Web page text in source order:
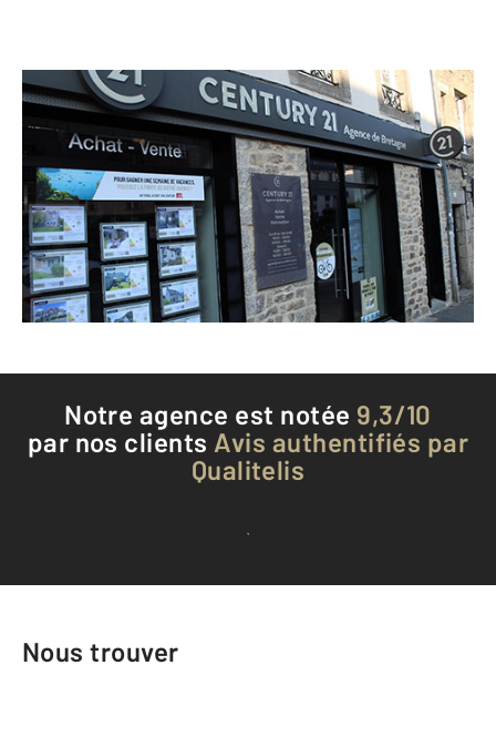
CENTURY 21 Agence de Bretagne
8 rue Thiers
DINAN - 22100
Envoyer un message
Téléphoner à l'agence
Notre agence est notée 9,3/10
par nos clients Avis authentifiés par
Qualitelis
Voir tous les avis clients
Nous trouver